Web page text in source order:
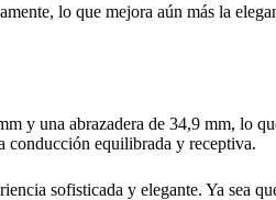
lo que mejora aún más la
y una abrazadera de 34,9 mm, lo
conducción equilibrada y receptiva.
sofisticada y elegante. Ya sea